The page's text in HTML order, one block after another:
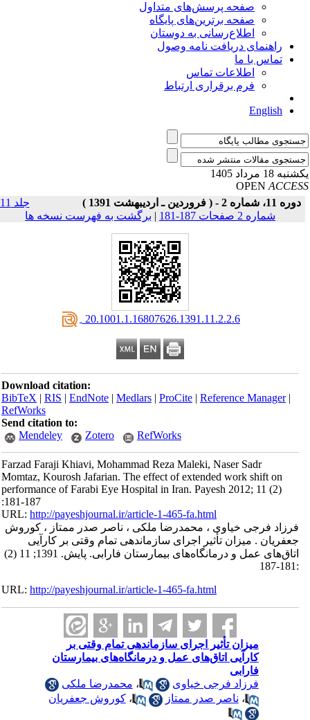
صفحه پرسش‌های متداول
صفحه برترین‌های پایگاه
اطلاع‌رسانی به دوستان
راهنمای دریافت نامه وصول
تماس با ما
اطلاعات تماس
فرم برقراری ارتباط
English
18 مرداد 1405
OPEN
دوره 11، شماره 2 - ( فروردین ـ اردیبهشت 1391 )
جلد 11
شماره 2 صفحات 187-181
| برگشت به فهرست نسخه ها
‎ 20.1001.1.16807626.1391.11.2.2.6
Download citation:
BibTeX|RIS|EndNote|Medlars|ProCite|Reference Manager
RefWorks
Send citation to:
Mendeley
Zotero RefWorks
Farzad Faraji Khiavi, Mohammad Reza Maleki, Naser Sadr
Momtaz, Kourosh Jafarian. The effect of extended work shift on
performance of Farabi Eye Hospital in Iran. Payesh 2012; 11 (2)
:181-187
URL:http://payeshjournal.ir/article-1-465-fa.html
فرزاد فرجی خیاوی ، محمدرضا ملکی ، ناصر صدر ممتاز ، کوروش
جعفریان . میزان تأثیر اجرای سازماندهی تمام وقتی بر کارآیی
اتاق‌های عمل و درمانگاه‌های بیمارستان فارابی. پایش. 1391; 11 (2)
URL:http://payeshjournal.ir/article-1-465-fa.html
میزان تأثیر اجرای سازماندهی تمام وقتی بر
کارآیی اتاق‌های عمل و درمانگاه‌های بیمارستان
فارابی
فرزاد فرجی خیاوی
،محمدرضا ملکی
،ناصر صدر ممتاز ،کوروش جعفریان